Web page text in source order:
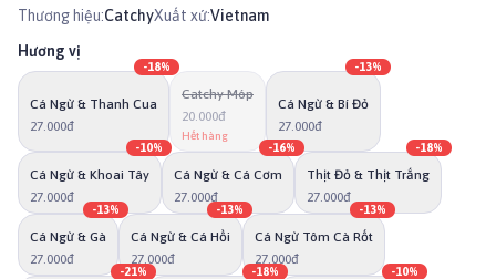
Thương hiệu:CatchyXuất xứ:Vietnam
Hương vị
Cá Ngừ & Thanh Cua
27.000đ
-18%
Catchy Móp
20.000đ
Hết hàng
Cá Ngừ & Bí Đỏ
27.000đ
-13%
Cá Ngừ & Khoai Tây
27.000đ
-10%
Cá Ngừ & Cá Cơm
27.000đ
-16%
Thịt Đỏ & Thịt Trắng
27.000đ
-18%
Cá Ngừ & Gà
27.000đ
-13%
Cá Ngừ & Cá Hồi
27.000đ
-13%
Cá Ngừ Tôm Cà Rốt
27.000đ
-13%
-21% -18% -10%